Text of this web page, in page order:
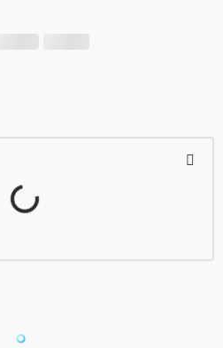
Loading...